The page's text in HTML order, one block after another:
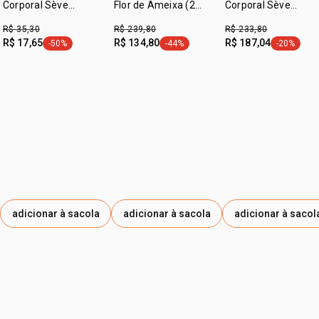
Corporal Sève
100 ml
R$ 35,30
R$ 17,65 etiqueta -50%
-50%
adicionar à sacola
Flor de Ameixa (2
R$ 239,80
R$ 134,80 etiqueta -44%
-44%
adicionar à sacola
Corporal Sève
unidades)
R$ 233,80
R$ 187,04 etiqueta -
-20%
adicionar à